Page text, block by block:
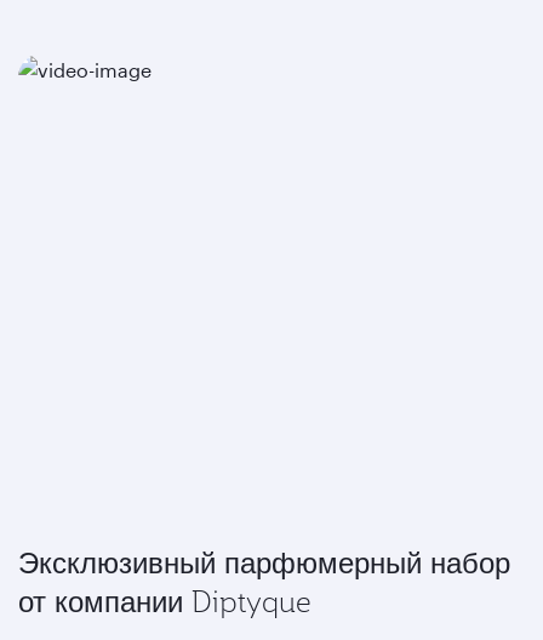
Эксклюзивный парфюмерный набор
от компании Diptyque